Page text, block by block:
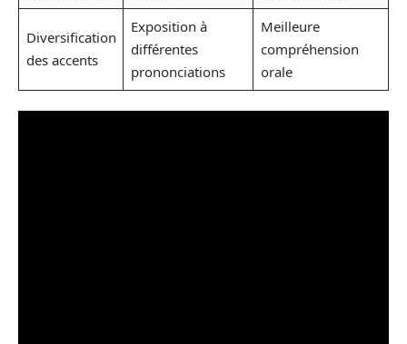
Diversification
des accents
Exposition à
différentes
prononciations
Meilleure
compréhension
orale